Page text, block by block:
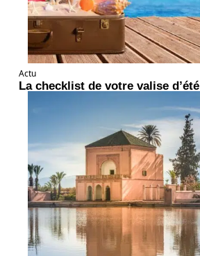
Actu
La checklist de votre valise d’été